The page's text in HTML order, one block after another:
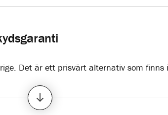
Det är ett prisvärt alternativ som finns